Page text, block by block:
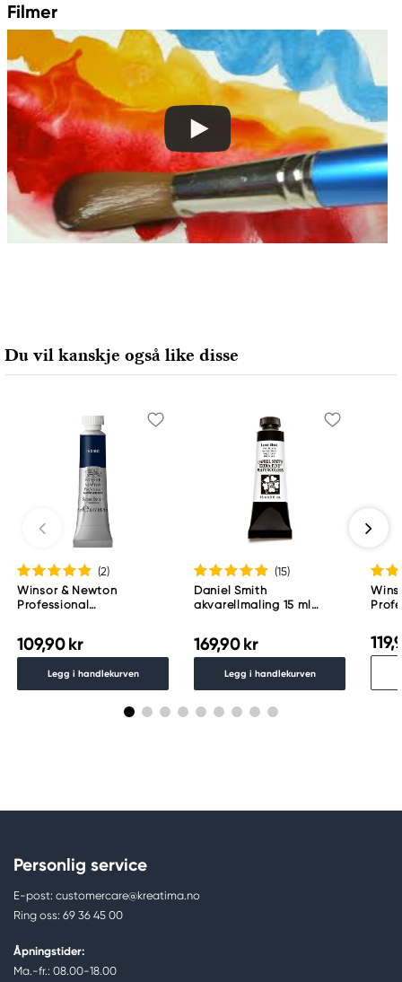
Ansvarlig EU
Winsor & Newton
Colart Sweden AB
Östra Långgatan 87
61930 Trosa, Sweden
info@colart.se
Filmer
Du vil kanskje også like disse
(2)
Winsor & Newton
Professional
109,90 kr
Legg i handlekurven
(15)
Daniel Smith
akvarellmaling 15 ml
169,90 kr
Legg i handlekurven
Personlig service
E-post: customercare@kreatima.no
Ring oss: 69 36 45 00
Åpningstider:
Ma.-fr.: 08.00-18.00